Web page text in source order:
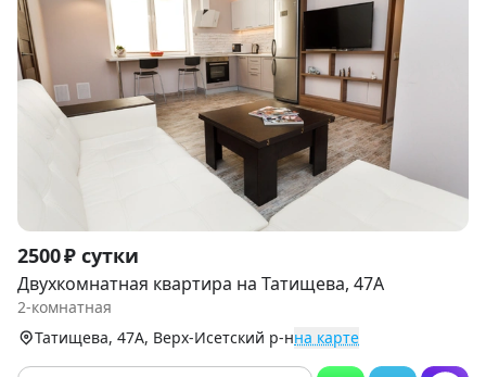
Item
1
of
2500 ₽ сутки
Двухкомнатная квартира на Татищева, 47А
2-комнатная
Татищева, 47А, Верх-Исетский р-нна карте